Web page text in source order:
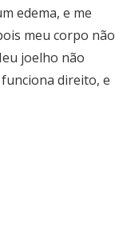
edema, e me
meu corpo não
joelho não
direito, e